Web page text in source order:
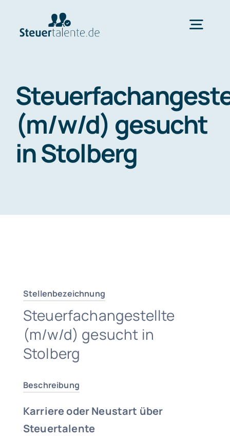
Wechsel
Ablauf
(m/w/d) gesucht
in Stolberg
Stellenbezeichnung
Steuerfachangestellte
(m/w/d) gesucht in
Stolberg
Beschreibung
Karriere oder Neustart über
Steuertalente